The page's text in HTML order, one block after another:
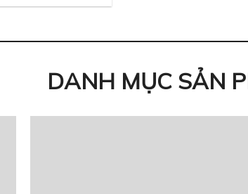
DANH MỤC SẢN